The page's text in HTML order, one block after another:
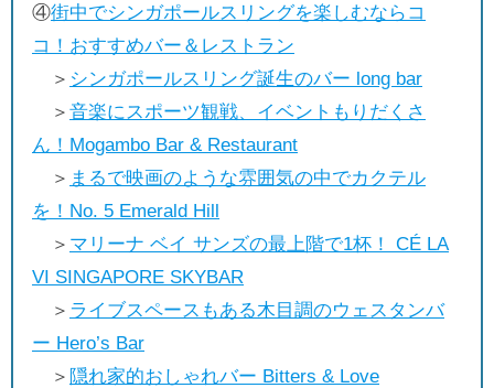
④街中でシンガポールスリングを楽しむならコ
コ！おすすめバー＆レストラン
＞ シンガポールスリング誕生のバー long bar
＞ 音楽にスポーツ観戦、イベントもりだくさ
ん！Mogambo Bar & Restaurant
＞ まるで映画のような雰囲気の中でカクテル
を！No. 5 Emerald Hill
＞ マリーナ ベイ サンズの最上階で1杯！ CÉ LA
VI SINGAPORE SKYBAR
＞ ライブスペースもある木目調のウェスタンバ
ー Hero’s Bar
＞ 隠れ家的おしゃれバー Bitters & Love